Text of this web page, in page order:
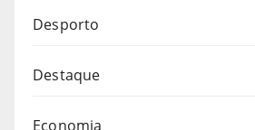
Desporto
Destaque
Economia